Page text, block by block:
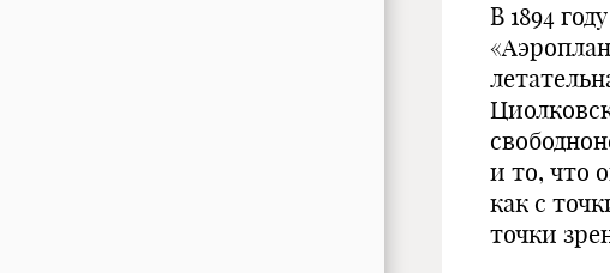
В 1894
и то, что
как с
точки